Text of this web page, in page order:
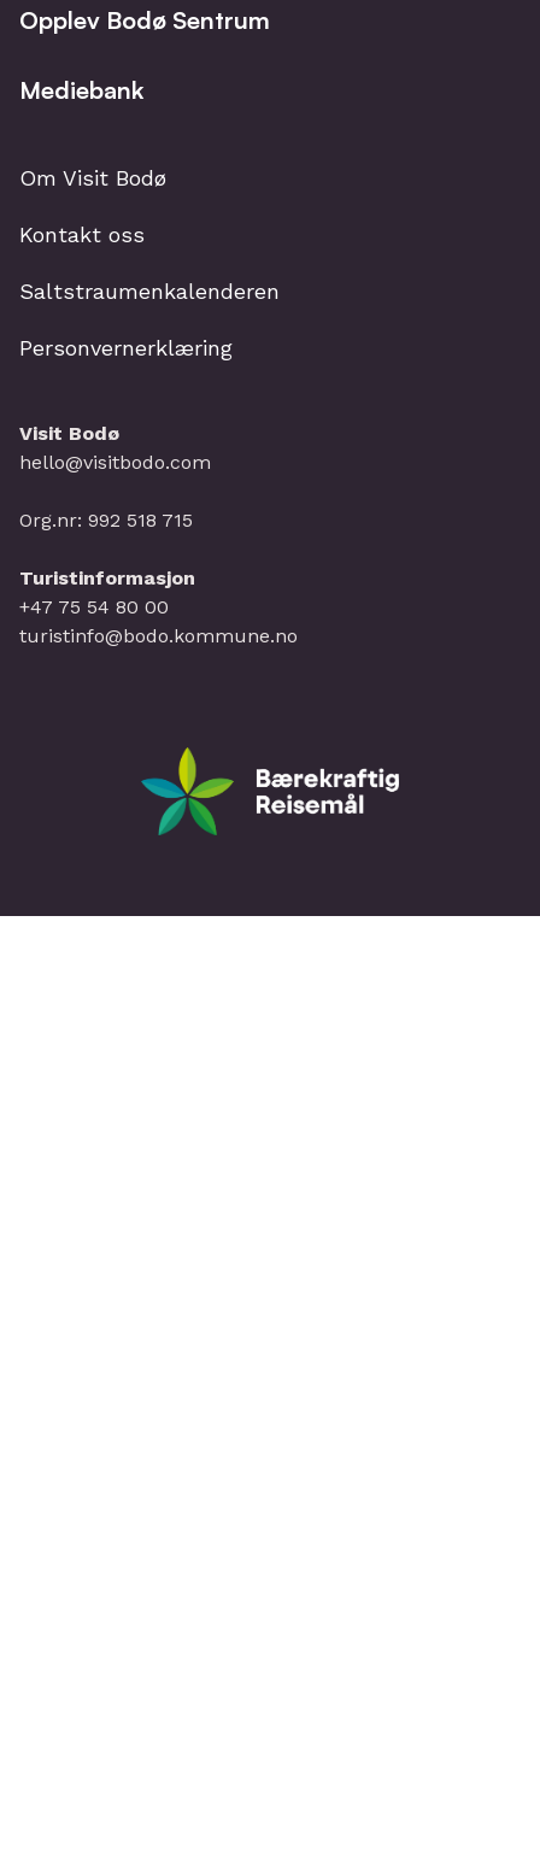
Opplev Bodø Sentrum
Mediebank
Om Visit Bodø
Kontakt oss
Saltstraumenkalenderen
Personvernerklæring
Visit Bodø
hello@visitbodo.com
Org.nr: 992 518 715
Turistinformasjon
+47 75 54 80 00
turistinfo@bodo.kommune.no